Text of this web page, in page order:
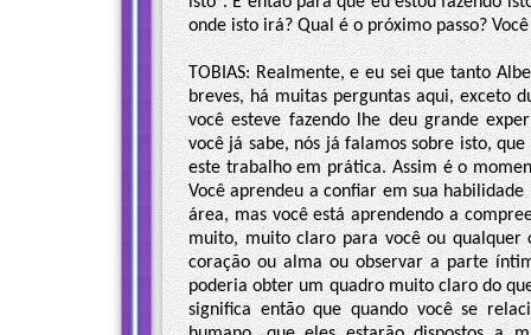
onde isto irá? Qual é o próximo passo?
TOBIAS: Realmente, e eu sei que tanto
breves, há muitas perguntas aqui, exceto
você esteve fazendo lhe deu grande
você já sabe, nós já falamos sobre isto,
este trabalho em prática. Assim é o
Você aprendeu a confiar em sua
área, mas você está aprendendo a
muito, muito claro para você ou
coração ou alma ou observar a parte
poderia obter um quadro muito claro do
significa então que quando você se